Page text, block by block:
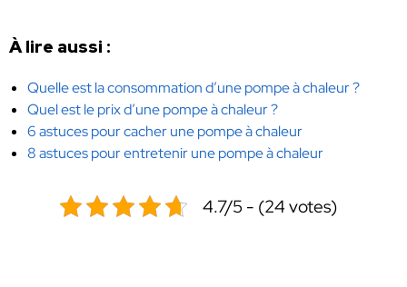
À lire aussi :
Quelle est la consommation d’une pompe à chaleur ?
Quel est le prix d’une pompe à chaleur ?
6 astuces pour cacher une pompe à chaleur
8 astuces pour entretenir une pompe à chaleur
4.7/5 - (24 votes)